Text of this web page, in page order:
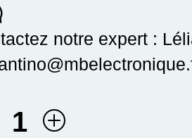
notre expert :
1